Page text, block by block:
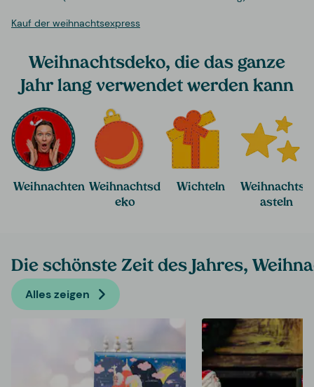
Kauf der weihnachtsexpress
Weihnachtsdeko, die das ganze
Jahr lang verwendet werden kann
Weihnachten Weihnachtsd
eko
Wichteln
Weihnachtsb
asteln
Die schönste Zeit des Jahres,
Alles zeigen